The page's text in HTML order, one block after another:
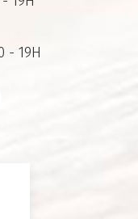
- 19H